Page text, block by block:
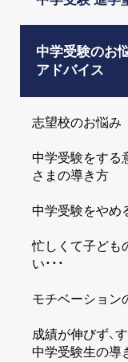
中学受験のお
アドバイス
志望校のお悩み
中学受験をする
さまの導き方
中学受験をやめ
忙しくて子ども
い・・・
モチベーション
成績が伸びず、
中学受験生の導